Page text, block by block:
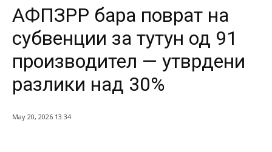
АФПЗРР бара поврат на
субвенции за тутун од 91
производител — утврдени
разлики над 30%
May 20, 2026 13:34